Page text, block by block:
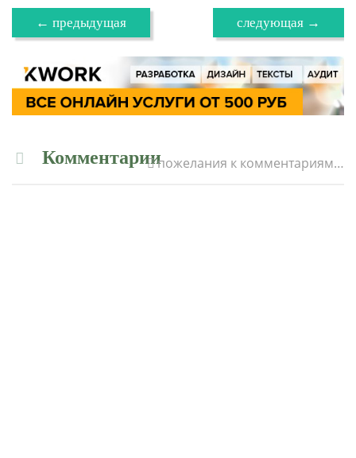
← предыдущая следующая →
Комментариипожелания к комментариям…